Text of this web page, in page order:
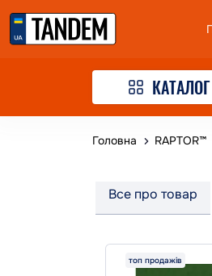
Головна RAPTOR™
Все про товар
топ продажів